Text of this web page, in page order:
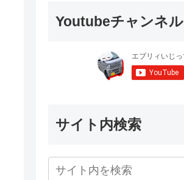
Youtubeチャンネル
サイト内検索